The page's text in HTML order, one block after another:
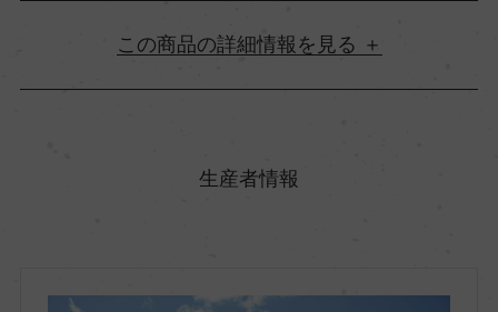
詳細情報
着想を得て造られたワイン。ラベルは潜水艦ノー
原産国名
生産者情報